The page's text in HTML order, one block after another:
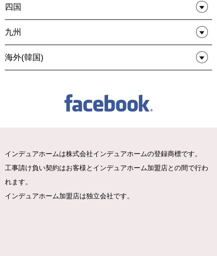
四国
九州
海外(韓国)
インデュアホームは株式会社インデュアホームの登録商標です。
工事請け負い契約はお客様とインデュアホーム加盟店との間で行わ
れます。
インデュアホーム加盟店は独立会社です。